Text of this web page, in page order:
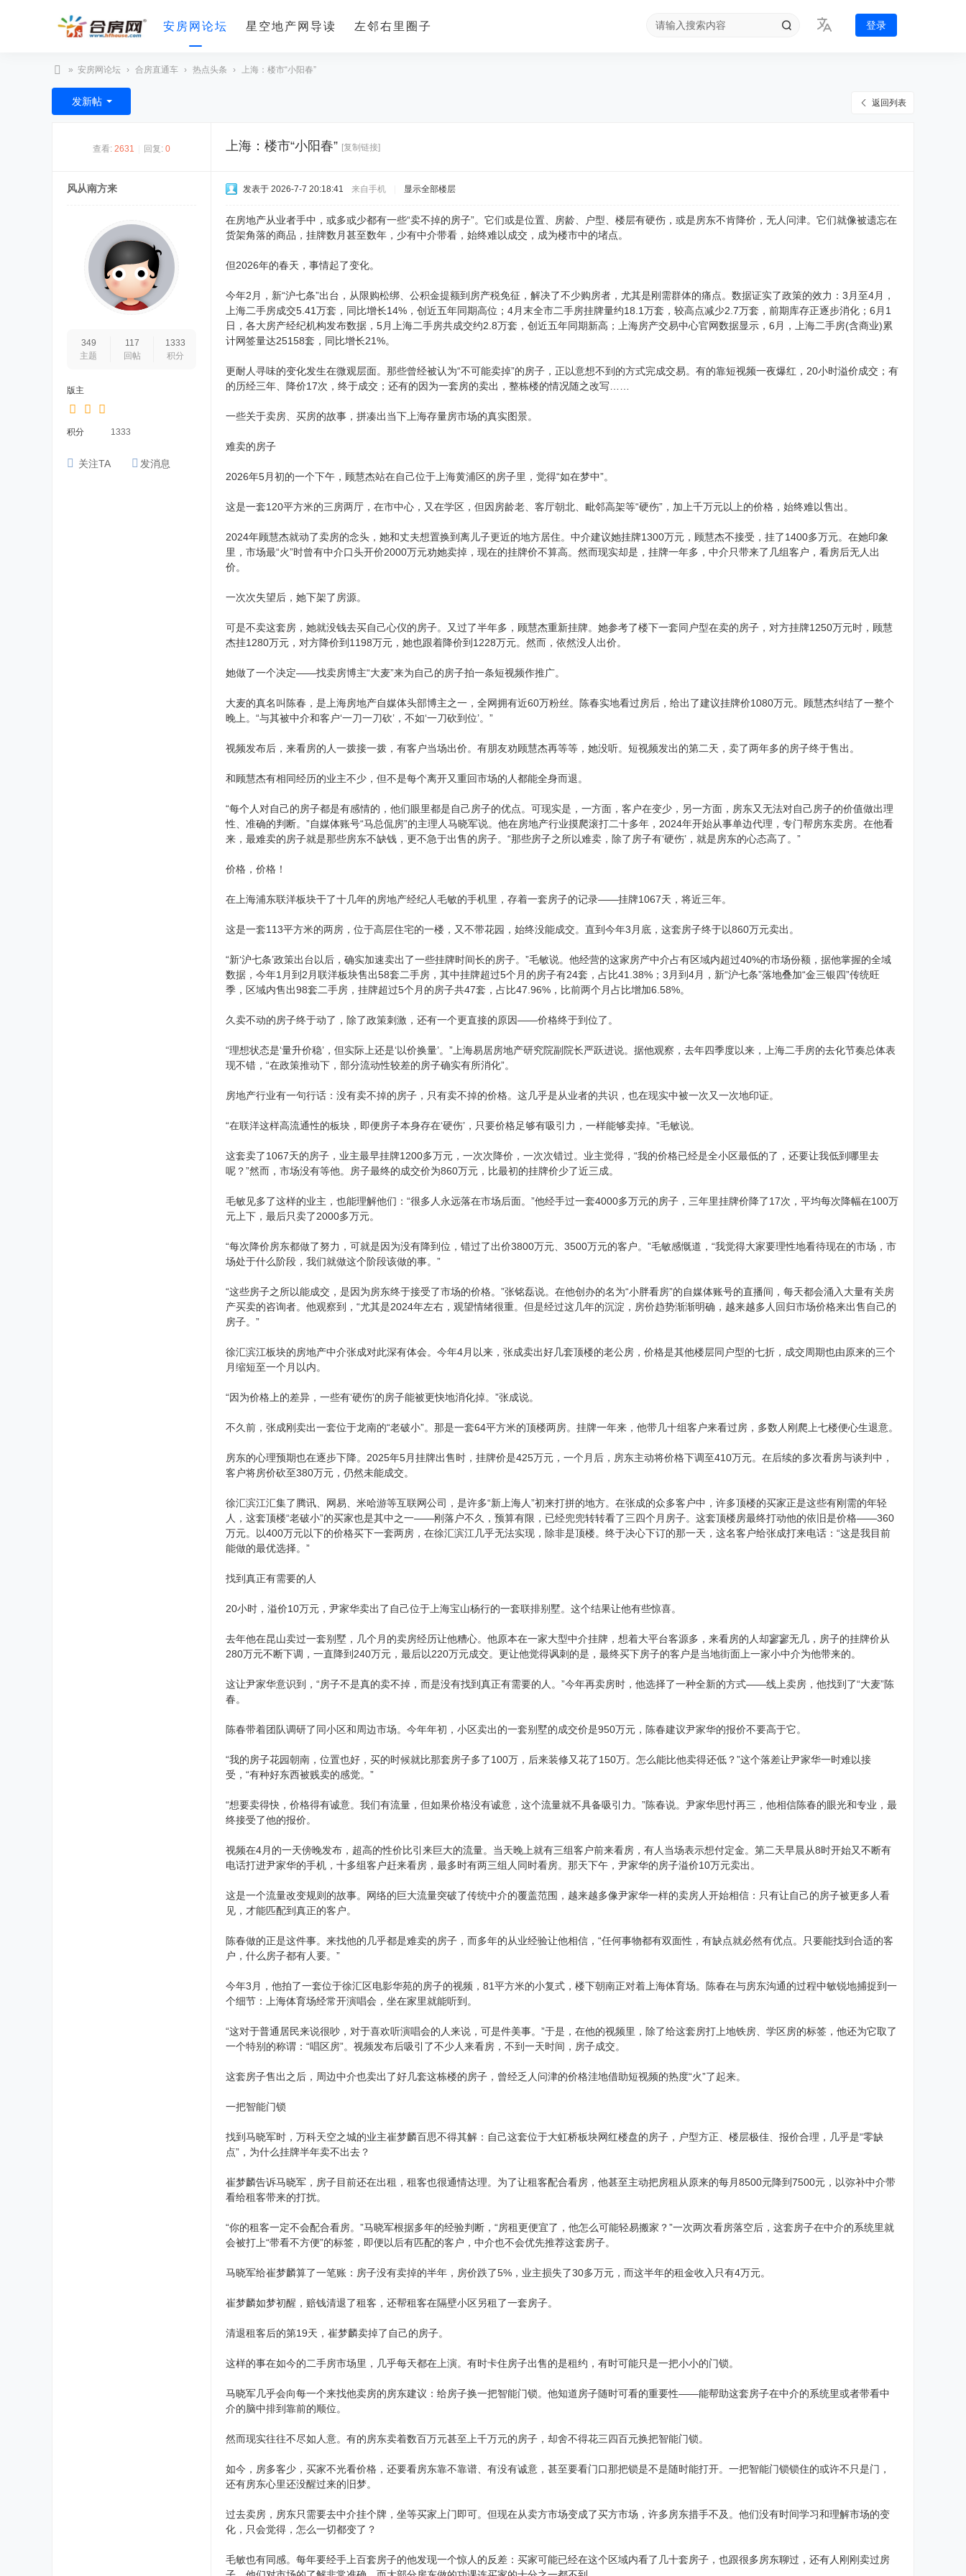
安房网论坛 星空地产网导读 左邻右里圈子 登录
合
房
» 安房网论坛 › 合房直通车 › 热点头条 › 上海：楼市“小阳春”
返回列表
发新帖
查看: 2631 回复: 0 上海：楼市“小阳春” [复制链接]
风从南方来
349
主题
117
回帖
1333
积分
版主
积分 1333
关注TA 发消息
发表于 2026-7-7 20:18:41 来自手机 显示全部楼层
在房地产从业者手中，或多或少都有一些“卖不掉的房子”。它们或是位置、房龄、户型、楼层有硬伤，或是房东不肯降价，无人问津。它们就像被遗忘在
货架角落的商品，挂牌数月甚至数年，少有中介带看，始终难以成交，成为楼市中的堵点。
但2026年的春天，事情起了变化。
今年2月，新“沪七条”出台，从限购松绑、公积金提额到房产税免征，解决了不少购房者，尤其是刚需群体的痛点。数据证实了政策的效力：3月至4月，
上海二手房成交5.41万套，同比增长14%，创近五年同期高位；4月末全市二手房挂牌量约18.1万套，较高点减少2.7万套，前期库存正逐步消化；6月1
日，各大房产经纪机构发布数据，5月上海二手房共成交约2.8万套，创近五年同期新高；上海房产交易中心官网数据显示，6月，上海二手房(含商业)累
计网签量达25158套，同比增长21%。
更耐人寻味的变化发生在微观层面。那些曾经被认为“不可能卖掉”的房子，正以意想不到的方式完成交易。有的靠短视频一夜爆红，20小时溢价成交；有
的历经三年、降价17次，终于成交；还有的因为一套房的卖出，整栋楼的情况随之改写……
一些关于卖房、买房的故事，拼凑出当下上海存量房市场的真实图景。
难卖的房子
2026年5月初的一个下午，顾慧杰站在自己位于上海黄浦区的房子里，觉得“如在梦中”。
这是一套120平方米的三房两厅，在市中心，又在学区，但因房龄老、客厅朝北、毗邻高架等“硬伤”，加上千万元以上的价格，始终难以售出。
2024年顾慧杰就动了卖房的念头，她和丈夫想置换到离儿子更近的地方居住。中介建议她挂牌1300万元，顾慧杰不接受，挂了1400多万元。在她印象
里，市场最“火”时曾有中介口头开价2000万元劝她卖掉，现在的挂牌价不算高。然而现实却是，挂牌一年多，中介只带来了几组客户，看房后无人出
价。
一次次失望后，她下架了房源。
可是不卖这套房，她就没钱去买自己心仪的房子。又过了半年多，顾慧杰重新挂牌。她参考了楼下一套同户型在卖的房子，对方挂牌1250万元时，顾慧
杰挂1280万元，对方降价到1198万元，她也跟着降价到1228万元。然而，依然没人出价。
她做了一个决定——找卖房博主“大麦”来为自己的房子拍一条短视频作推广。
大麦的真名叫陈春，是上海房地产自媒体头部博主之一，全网拥有近60万粉丝。陈春实地看过房后，给出了建议挂牌价1080万元。顾慧杰纠结了一整个
晚上。“与其被中介和客户‘一刀一刀砍’，不如‘一刀砍到位’。”
视频发布后，来看房的人一拨接一拨，有客户当场出价。有朋友劝顾慧杰再等等，她没听。短视频发出的第二天，卖了两年多的房子终于售出。
和顾慧杰有相同经历的业主不少，但不是每个离开又重回市场的人都能全身而退。
“每个人对自己的房子都是有感情的，他们眼里都是自己房子的优点。可现实是，一方面，客户在变少，另一方面，房东又无法对自己房子的价值做出理
性、准确的判断。”自媒体账号“马总侃房”的主理人马晓军说。他在房地产行业摸爬滚打二十多年，2024年开始从事单边代理，专门帮房东卖房。在他看
来，最难卖的房子就是那些房东不缺钱，更不急于出售的房子。“那些房子之所以难卖，除了房子有‘硬伤’，就是房东的心态高了。”
价格，价格！
在上海浦东联洋板块干了十几年的房地产经纪人毛敏的手机里，存着一套房子的记录——挂牌1067天，将近三年。
这是一套113平方米的两房，位于高层住宅的一楼，又不带花园，始终没能成交。直到今年3月底，这套房子终于以860万元卖出。
“新‘沪七条’政策出台以后，确实加速卖出了一些挂牌时间长的房子。”毛敏说。他经营的这家房产中介占有区域内超过40%的市场份额，据他掌握的全域
数据，今年1月到2月联洋板块售出58套二手房，其中挂牌超过5个月的房子有24套，占比41.38%；3月到4月，新“沪七条”落地叠加“金三银四”传统旺
季，区域内售出98套二手房，挂牌超过5个月的房子共47套，占比47.96%，比前两个月占比增加6.58%。
久卖不动的房子终于动了，除了政策刺激，还有一个更直接的原因——价格终于到位了。
“理想状态是‘量升价稳’，但实际上还是‘以价换量’。”上海易居房地产研究院副院长严跃进说。据他观察，去年四季度以来，上海二手房的去化节奏总体表
现不错，“在政策推动下，部分流动性较差的房子确实有所消化”。
房地产行业有一句行话：没有卖不掉的房子，只有卖不掉的价格。这几乎是从业者的共识，也在现实中被一次又一次地印证。
“在联洋这样高流通性的板块，即便房子本身存在‘硬伤’，只要价格足够有吸引力，一样能够卖掉。”毛敏说。
这套卖了1067天的房子，业主最早挂牌1200多万元，一次次降价，一次次错过。业主觉得，“我的价格已经是全小区最低的了，还要让我低到哪里去
呢？”然而，市场没有等他。房子最终的成交价为860万元，比最初的挂牌价少了近三成。
毛敏见多了这样的业主，也能理解他们：“很多人永远落在市场后面。”他经手过一套4000多万元的房子，三年里挂牌价降了17次，平均每次降幅在100万
元上下，最后只卖了2000多万元。
“每次降价房东都做了努力，可就是因为没有降到位，错过了出价3800万元、3500万元的客户。”毛敏感慨道，“我觉得大家要理性地看待现在的市场，市
场处于什么阶段，我们就做这个阶段该做的事。”
“这些房子之所以能成交，是因为房东终于接受了市场的价格。”张铭磊说。在他创办的名为“小胖看房”的自媒体账号的直播间，每天都会涌入大量有关房
产买卖的咨询者。他观察到，“尤其是2024年左右，观望情绪很重。但是经过这几年的沉淀，房价趋势渐渐明确，越来越多人回归市场价格来出售自己的
房子。”
徐汇滨江板块的房地产中介张成对此深有体会。今年4月以来，张成卖出好几套顶楼的老公房，价格是其他楼层同户型的七折，成交周期也由原来的三个
月缩短至一个月以内。
“因为价格上的差异，一些有‘硬伤’的房子能被更快地消化掉。”张成说。
不久前，张成刚卖出一套位于龙南的“老破小”。那是一套64平方米的顶楼两房。挂牌一年来，他带几十组客户来看过房，多数人刚爬上七楼便心生退意。
房东的心理预期也在逐步下降。2025年5月挂牌出售时，挂牌价是425万元，一个月后，房东主动将价格下调至410万元。在后续的多次看房与谈判中，
客户将房价砍至380万元，仍然未能成交。
徐汇滨江汇集了腾讯、网易、米哈游等互联网公司，是许多“新上海人”初来打拼的地方。在张成的众多客户中，许多顶楼的买家正是这些有刚需的年轻
人，这套顶楼“老破小”的买家也是其中之一——刚落户不久，预算有限，已经兜兜转转看了三四个月房子。这套顶楼房最终打动他的依旧是价格——360
万元。以400万元以下的价格买下一套两房，在徐汇滨江几乎无法实现，除非是顶楼。终于决心下订的那一天，这名客户给张成打来电话：“这是我目前
能做的最优选择。”
找到真正有需要的人
20小时，溢价10万元，尹家华卖出了自己位于上海宝山杨行的一套联排别墅。这个结果让他有些惊喜。
去年他在昆山卖过一套别墅，几个月的卖房经历让他糟心。他原本在一家大型中介挂牌，想着大平台客源多，来看房的人却寥寥无几，房子的挂牌价从
280万元不断下调，一直降到240万元，最后以220万元成交。更让他觉得讽刺的是，最终买下房子的客户是当地街面上一家小中介为他带来的。
这让尹家华意识到，“房子不是真的卖不掉，而是没有找到真正有需要的人。”今年再卖房时，他选择了一种全新的方式——线上卖房，他找到了“大麦”陈
春。
陈春带着团队调研了同小区和周边市场。今年年初，小区卖出的一套别墅的成交价是950万元，陈春建议尹家华的报价不要高于它。
“我的房子花园朝南，位置也好，买的时候就比那套房子多了100万，后来装修又花了150万。怎么能比他卖得还低？”这个落差让尹家华一时难以接
受，“有种好东西被贱卖的感觉。”
“想要卖得快，价格得有诚意。我们有流量，但如果价格没有诚意，这个流量就不具备吸引力。”陈春说。尹家华思忖再三，他相信陈春的眼光和专业，最
终接受了他的报价。
视频在4月的一天傍晚发布，超高的性价比引来巨大的流量。当天晚上就有三组客户前来看房，有人当场表示想付定金。第二天早晨从8时开始又不断有
电话打进尹家华的手机，十多组客户赶来看房，最多时有两三组人同时看房。那天下午，尹家华的房子溢价10万元卖出。
这是一个流量改变规则的故事。网络的巨大流量突破了传统中介的覆盖范围，越来越多像尹家华一样的卖房人开始相信：只有让自己的房子被更多人看
见，才能匹配到真正的客户。
陈春做的正是这件事。来找他的几乎都是难卖的房子，而多年的从业经验让他相信，“任何事物都有双面性，有缺点就必然有优点。只要能找到合适的客
户，什么房子都有人要。”
今年3月，他拍了一套位于徐汇区电影华苑的房子的视频，81平方米的小复式，楼下朝南正对着上海体育场。陈春在与房东沟通的过程中敏锐地捕捉到一
个细节：上海体育场经常开演唱会，坐在家里就能听到。
“这对于普通居民来说很吵，对于喜欢听演唱会的人来说，可是件美事。”于是，在他的视频里，除了给这套房打上地铁房、学区房的标签，他还为它取了
一个特别的称谓：“唱区房”。视频发布后吸引了不少人来看房，不到一天时间，房子成交。
这套房子售出之后，周边中介也卖出了好几套这栋楼的房子，曾经乏人问津的价格洼地借助短视频的热度“火”了起来。
一把智能门锁
找到马晓军时，万科天空之城的业主崔梦麟百思不得其解：自己这套位于大虹桥板块网红楼盘的房子，户型方正、楼层极佳、报价合理，几乎是“零缺
点”，为什么挂牌半年卖不出去？
崔梦麟告诉马晓军，房子目前还在出租，租客也很通情达理。为了让租客配合看房，他甚至主动把房租从原来的每月8500元降到7500元，以弥补中介带
看给租客带来的打扰。
“你的租客一定不会配合看房。”马晓军根据多年的经验判断，“房租更便宜了，他怎么可能轻易搬家？”一次两次看房落空后，这套房子在中介的系统里就
会被打上“带看不方便”的标签，即便以后有匹配的客户，中介也不会优先推荐这套房子。
马晓军给崔梦麟算了一笔账：房子没有卖掉的半年，房价跌了5%，业主损失了30多万元，而这半年的租金收入只有4万元。
崔梦麟如梦初醒，赔钱清退了租客，还帮租客在隔壁小区另租了一套房子。
清退租客后的第19天，崔梦麟卖掉了自己的房子。
这样的事在如今的二手房市场里，几乎每天都在上演。有时卡住房子出售的是租约，有时可能只是一把小小的门锁。
马晓军几乎会向每一个来找他卖房的房东建议：给房子换一把智能门锁。他知道房子随时可看的重要性——能帮助这套房子在中介的系统里或者带看中
介的脑中排到靠前的顺位。
然而现实往往不尽如人意。有的房东卖着数百万元甚至上千万元的房子，却舍不得花三四百元换把智能门锁。
如今，房多客少，买家不光看价格，还要看房东靠不靠谱、有没有诚意，甚至要看门口那把锁是不是随时能打开。一把智能门锁锁住的或许不只是门，
还有房东心里还没醒过来的旧梦。
过去卖房，房东只需要去中介挂个牌，坐等买家上门即可。但现在从卖方市场变成了买方市场，许多房东措手不及。他们没有时间学习和理解市场的变
化，只会觉得，怎么一切都变了？
毛敏也有同感。每年要经手上百套房子的他发现一个惊人的反差：买家可能已经在这个区域内看了几十套房子，也跟很多房东聊过，还有人刚刚卖过房